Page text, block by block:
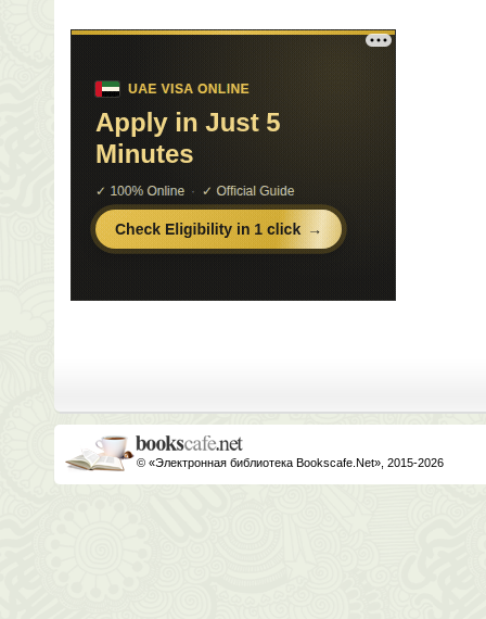
© «Электронная библиотека Bookscafe.Net», 2015-2026